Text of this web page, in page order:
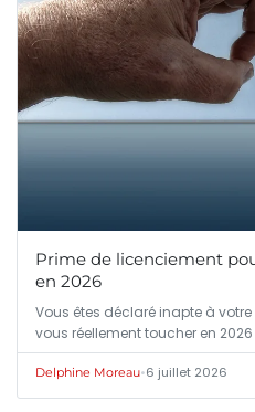
Prime de licenciement
en 2026
Vous êtes déclaré inapte à
vous réellement toucher en 2026
Delphine Moreau•6 juillet 2026